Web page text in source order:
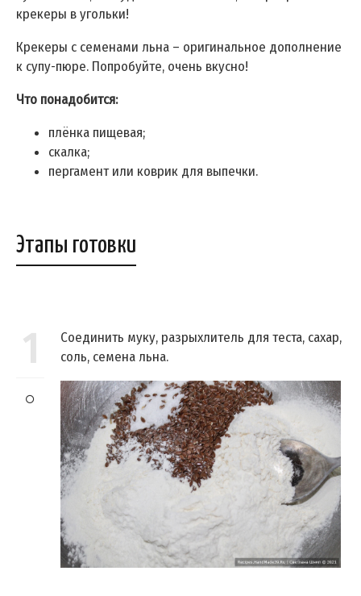
крекеры в угольки!
Крекеры с семенами льна – оригинальное дополнение
к супу-пюре. Попробуйте, очень вкусно!
Что понадобится:
плёнка пищевая;
скалка;
пергамент или коврик для выпечки.
Этапы готовки
1
Соединить муку, разрыхлитель для теста, сахар,
соль, семена льна.